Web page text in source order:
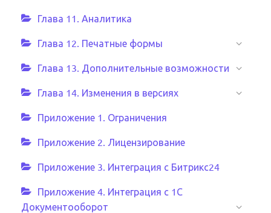
Глава 11. Аналитика
Глава 12. Печатные формы
Глава 13. Дополнительные возможности
Глава 14. Изменения в версиях
Приложение 1. Ограничения
Приложение 2. Лицензирование
Приложение 3. Интеграция с Битрикс24
Приложение 4. Интеграция с 1С
Документооборот